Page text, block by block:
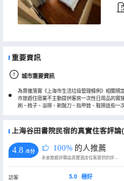
重要資訊
城市重要資訊
為貫徹落實《上海市生活垃圾管理條例》相關規
市旅遊住宿業不主動提供客房一次性日用品的實
刷、梳子、浴擦、剃鬚刀、指甲銼、鞋擦這些一
上海谷田書院民宿的真實住客評論
4.8 /5分 100% 的人推薦
永安旅遊評價由真實酒店住客提供的評價。
訪客
5.0 極好